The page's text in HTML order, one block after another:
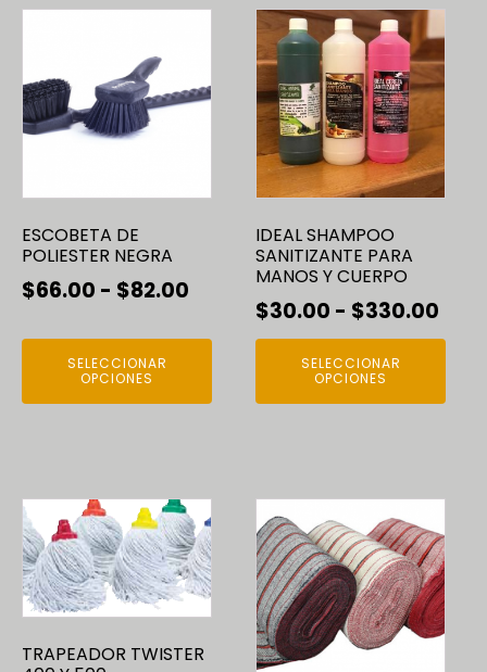
ESCOBETA DE
POLIESTER NEGRA
$66.00 - $82.00 Rango
SELECCIONAR
OPCIONES
tiene
múltiples
variantes.
pueden
elegir
en
página
producto
IDEAL SHAMPOO
SANITIZANTE PARA
MANOS Y CUERPO
$30.00 - $330.00
de
SELECCIONAR
OPCIONES
Este
producto
tiene
múltiples
variantes.
Las
opciones
pueden
elegir
la
página
producto
TRAPEADOR TWISTER
Este
producto
tiene
múltiples
variantes.
Las